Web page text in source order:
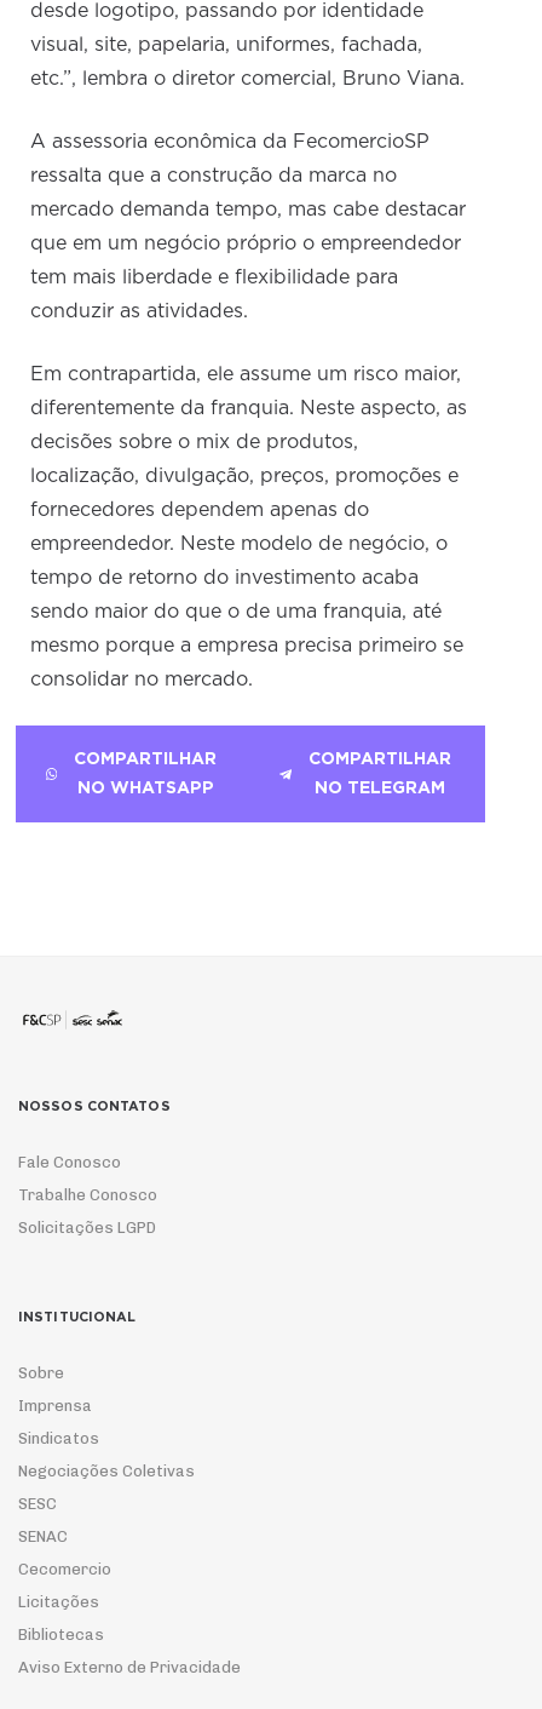
desde logotipo, passando por identidade
visual, site, papelaria, uniformes, fachada,
etc.”, lembra o diretor comercial, Bruno Viana.
A assessoria econômica da FecomercioSP
ressalta que a construção da marca no
mercado demanda tempo, mas cabe destacar
que em um negócio próprio o empreendedor
tem mais liberdade e flexibilidade para
conduzir as atividades.
Em contrapartida, ele assume um risco maior,
diferentemente da franquia. Neste aspecto, as
decisões sobre o mix de produtos,
localização, divulgação, preços, promoções e
fornecedores dependem apenas do
empreendedor. Neste modelo de negócio, o
tempo de retorno do investimento acaba
sendo maior do que o de uma franquia, até
mesmo porque a empresa precisa primeiro se
consolidar no mercado.
COMPARTILHAR
NO WHATSAPP
COMPARTILHAR
NO TELEGRAM
NOSSOS CONTATOS
Fale Conosco
Trabalhe Conosco
Solicitações LGPD
INSTITUCIONAL
Sobre
Imprensa
Sindicatos
Negociações Coletivas
SESC
SENAC
Cecomercio
Licitações
Bibliotecas
Aviso Externo de Privacidade